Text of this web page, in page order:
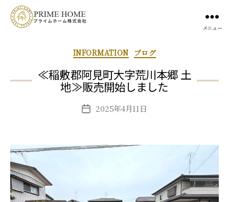
メニュー
INFORMATION ブログ
≪稲敷郡阿見町大字荒川本郷 土
地≫販売開始しました
2025年4月11日